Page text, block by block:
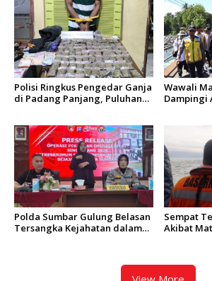
Polisi Ringkus Pengedar Ganja
di Padang Panjang, Puluhan
Wawali
Dampingi
Kalawi
Polda Sumbar Gulung Belasan
Tersangka Kejahatan dalam
Sempat
Akibat